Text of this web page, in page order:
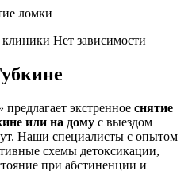
ломки
экстренное снятие
или на дому с выездом
Наши специалисты с опытом
схемы детоксикации,
при абстиненции и